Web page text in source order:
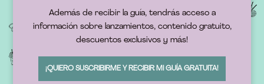
Además de recibir la guía, tendrás acceso a
información sobre lanzamientos, contenido gratuito,
descuentos exclusivos y más!
¡QUIERO SUSCRIBIRME Y RECIBIR MI GUÍA GRATUITA!